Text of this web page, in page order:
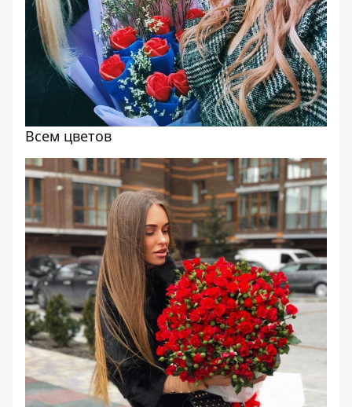
Всем цветов